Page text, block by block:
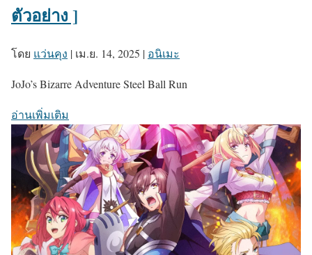
ตัวอย่าง ]
โดย แว่นคุง | เม.ย. 14, 2025 | อนิเมะ
JoJo’s Bizarre Adventure Steel Ball Run
อ่านเพิ่มเติม